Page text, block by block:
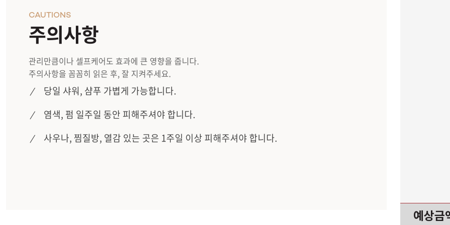
예상금
주의사항
CAUTIONS
관리만큼이나 셀프케어도 효과에 큰 영향을 줍니다.
주의사항을 꼼꼼히 읽은 후, 잘 지켜주세요.
당일 샤워, 샴푸 가볍게 가능합니다.
염색, 펌 일주일 동안 피해주셔야 합니다.
사우나, 찜질방, 열감 있는 곳은 1주일 이상 피해주셔야 합니다.